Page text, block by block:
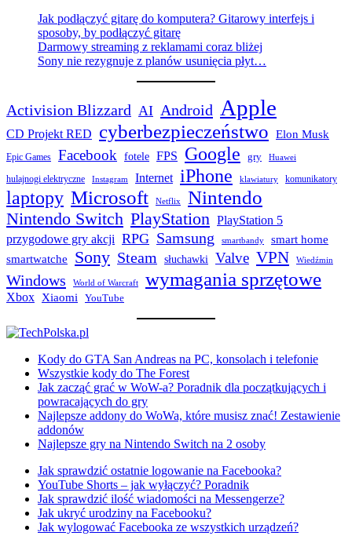
Jak podłączyć gitarę do komputera? Gitarowy interfejs i
sposoby, by podłączyć gitarę
Darmowy streaming z reklamami coraz bliżej
Sony nie rezygnuje z planów usunięcia płyt…
Activision Blizzard AI Android Apple
CD Projekt RED cyberbezpieczeństwo Elon Musk
Epic Games Facebook fotele FPS Google gry Huawei
hulajnogi elektryczne Instagram Internet iPhone klawiatury komunikatory
laptopy Microsoft Netflix Nintendo
Nintendo Switch PlayStation PlayStation 5
przygodowe gry akcji RPG Samsung smartbandy smart home
smartwatche Sony Steam słuchawki Valve VPN Wiedźmin
Windows World of Warcraft wymagania sprzętowe
Xbox Xiaomi YouTube
Kody do GTA San Andreas na PC, konsolach i telefonie
Wszystkie kody do The Forest
Jak zacząć grać w WoW-a? Poradnik dla początkujących i
powracających do gry
Najlepsze addony do WoWa, które musisz znać! Zestawienie
addonów
Najlepsze gry na Nintendo Switch na 2 osoby
Jak sprawdzić ostatnie logowanie na Facebooka?
YouTube Shorts – jak wyłączyć? Poradnik
Jak sprawdzić ilość wiadomości na Messengerze?
Jak ukryć urodziny na Facebooku?
Jak wylogować Facebooka ze wszystkich urządzeń?